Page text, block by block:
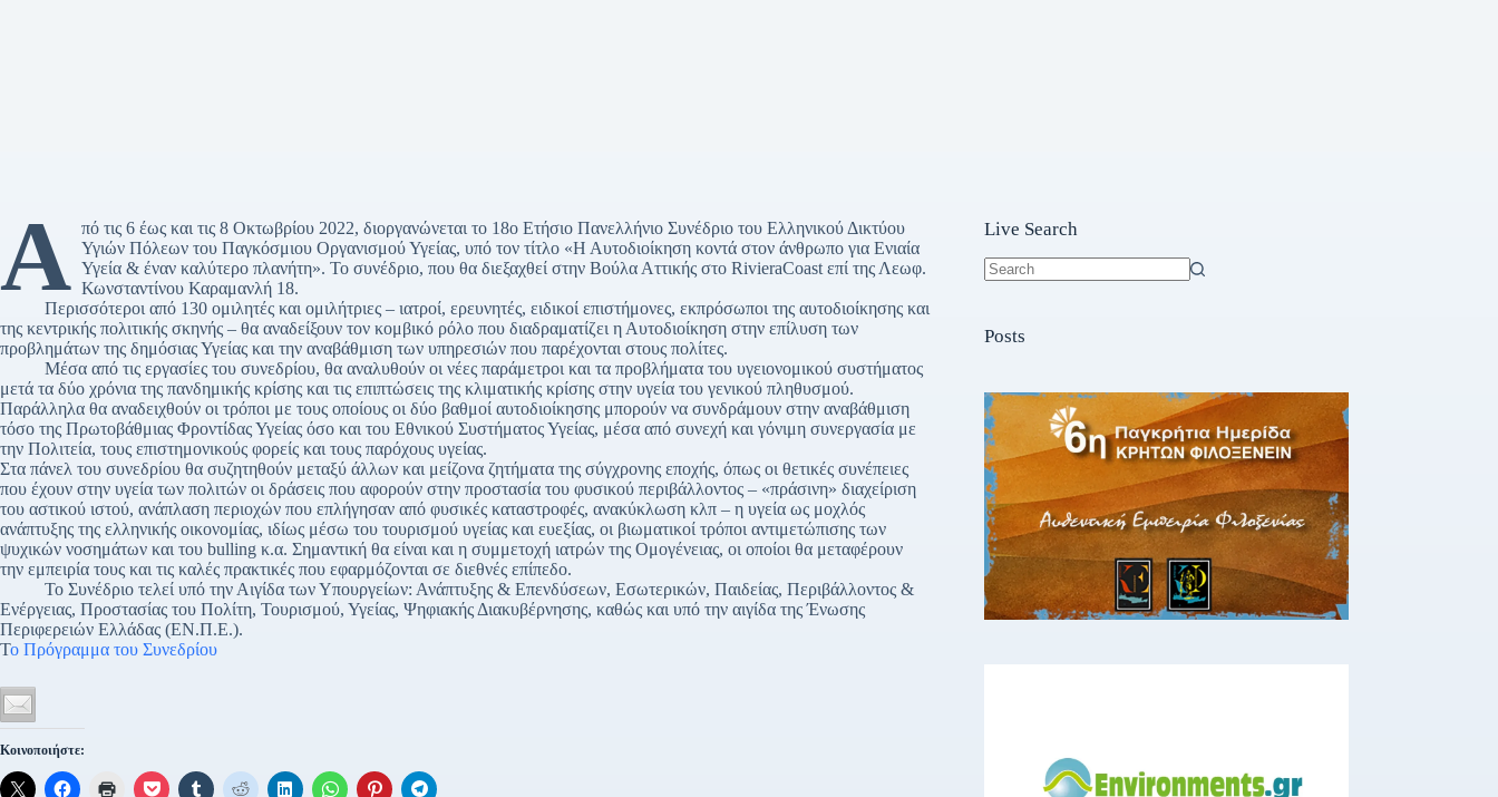
Α πό τις 6 έως και τις 8 Οκτωβρίου 2022, διοργανώνεται το 18ο Ετήσιο Πανελλήνιο Συνέδριο του Ελληνικού Δικτύου
Υγιών Πόλεων του Παγκόσμιου Οργανισμού Υγείας, υπό τον τίτλο «Η Αυτοδιοίκηση κοντά στον άνθρωπο για Ενιαία
Υγεία & έναν καλύτερο πλανήτη». Το συνέδριο, που θα διεξαχθεί στην Βούλα Αττικής στο RivieraCoast επί της Λεωφ.
Κωνσταντίνου Καραμανλή 18.
Περισσότεροι από 130 ομιλητές και ομιλήτριες – ιατροί, ερευνητές, ειδικοί επιστήμονες, εκπρόσωποι της αυτοδιοίκησης και
της κεντρικής πολιτικής σκηνής – θα αναδείξουν τον κομβικό ρόλο που διαδραματίζει η Αυτοδιοίκηση στην επίλυση των
προβλημάτων της δημόσιας Υγείας και την αναβάθμιση των υπηρεσιών που παρέχονται στους πολίτες.
Μέσα από τις εργασίες του συνεδρίου, θα αναλυθούν οι νέες παράμετροι και τα προβλήματα του υγειονομικού συστήματος
μετά τα δύο χρόνια της πανδημικής κρίσης και τις επιπτώσεις της κλιματικής κρίσης στην υγεία του γενικού πληθυσμού.
Παράλληλα θα αναδειχθούν οι τρόποι με τους οποίους οι δύο βαθμοί αυτοδιοίκησης μπορούν να συνδράμουν στην αναβάθμιση
τόσο της Πρωτοβάθμιας Φροντίδας Υγείας όσο και του Εθνικού Συστήματος Υγείας, μέσα από συνεχή και γόνιμη συνεργασία με
την Πολιτεία, τους επιστημονικούς φορείς και τους παρόχους υγείας.
Στα πάνελ του συνεδρίου θα συζητηθούν μεταξύ άλλων και μείζονα ζητήματα της σύγχρονης εποχής, όπως οι θετικές συνέπειες
που έχουν στην υγεία των πολιτών οι δράσεις που αφορούν στην προστασία του φυσικού περιβάλλοντος – «πράσινη» διαχείριση
του αστικού ιστού, ανάπλαση περιοχών που επλήγησαν από φυσικές καταστροφές, ανακύκλωση κλπ – η υγεία ως μοχλός
ανάπτυξης της ελληνικής οικονομίας, ιδίως μέσω του τουρισμού υγείας και ευεξίας, οι βιωματικοί τρόποι αντιμετώπισης των
ψυχικών νοσημάτων και του bulling κ.α. Σημαντική θα είναι και η συμμετοχή ιατρών της Ομογένειας, οι οποίοι θα μεταφέρουν
την εμπειρία τους και τις καλές πρακτικές που εφαρμόζονται σε διεθνές επίπεδο.
Το Συνέδριο τελεί υπό την Αιγίδα των Υπουργείων: Ανάπτυξης & Επενδύσεων, Εσωτερικών, Παιδείας, Περιβάλλοντος &
Ενέργειας, Προστασίας του Πολίτη, Τουρισμού, Υγείας, Ψηφιακής Διακυβέρνησης, καθώς και υπό την αιγίδα της Ένωσης
Περιφερειών Ελλάδας (ΕΝ.Π.Ε.).
Το Πρόγραμμα του Συνεδρίου
Κοινοποιήστε:
Live Search
Posts